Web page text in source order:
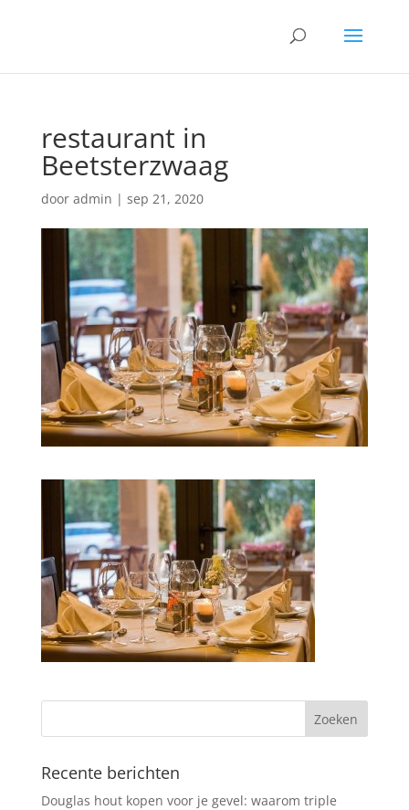
restaurant in
Beetsterzwaag
door admin | sep 21, 2020
Recente berichten
Douglas hout kopen voor je gevel: waarom triple